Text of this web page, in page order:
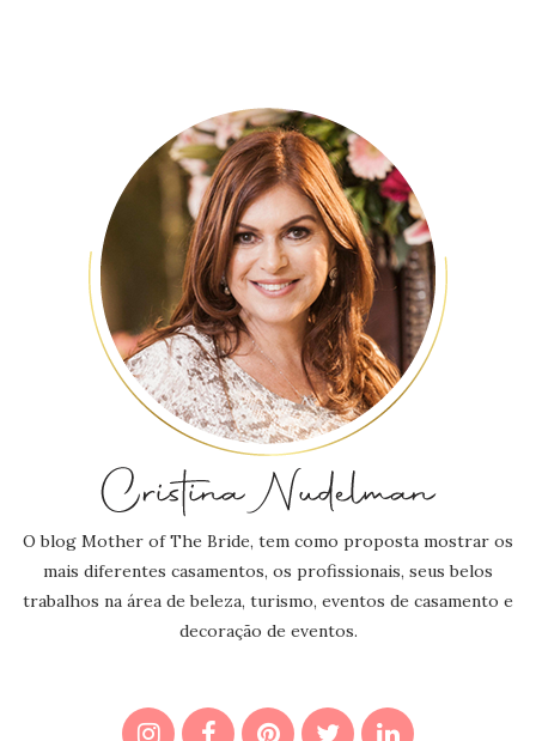
O blog Mother of The Bride, tem como proposta mostrar os
mais diferentes casamentos, os profissionais, seus belos
trabalhos na área de beleza, turismo, eventos de casamento e
decoração de eventos.